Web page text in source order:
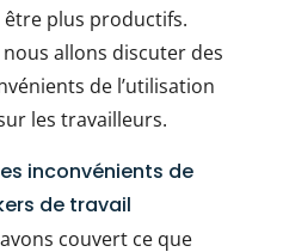
plus productifs.
allons discuter des
de l’utilisation
les travailleurs.
inconvénients de
de travail
couvert ce que